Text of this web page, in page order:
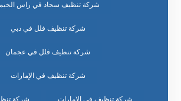
شركة تنظيف سجاد في راس
شركة تنظيف فلل في دبي
شركة تنظيف فلل في عجمان
شركة تنظيف في الإمارات
شركة تنظيف في الامارات شركة